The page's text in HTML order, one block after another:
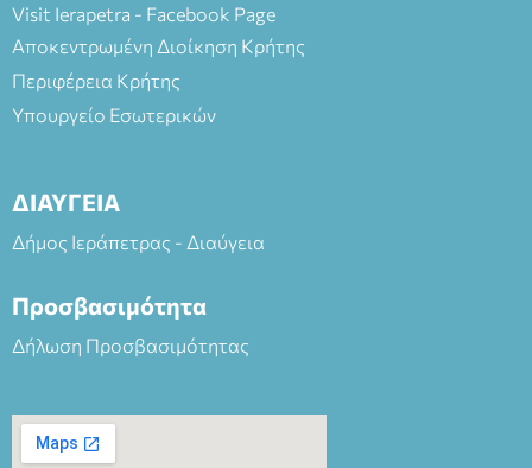
Visit Ierapetra - Facebook Page
Αποκεντρωμένη Διοίκηση Κρήτης
Περιφέρεια Κρήτης
Υπουργείο Εσωτερικών
ΔΙΑΥΓΕΙΑ
Δήμος Ιεράπετρας - Διαύγεια
Προσβασιμότητα
Δήλωση Προσβασιμότητας